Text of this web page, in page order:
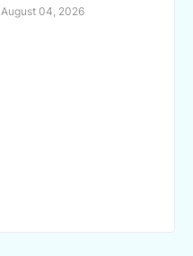
August 04, 2026